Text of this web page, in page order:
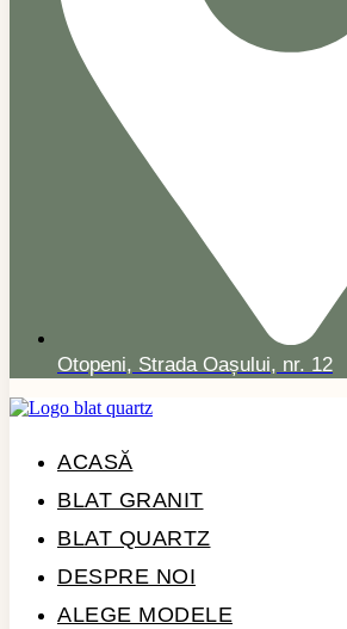
Otopeni, Strada Oașului, nr. 12
ACASĂ
BLAT GRANIT
BLAT QUARTZ
DESPRE NOI
ALEGE MODELE